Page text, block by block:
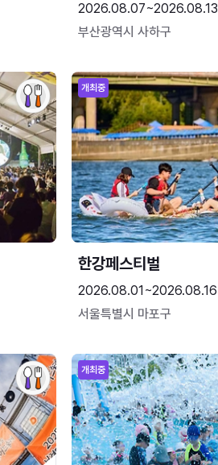
2026.08.07~2026.08.13
부산광역시 사하구
개최중
한강페스티벌
2026.08.01~2026.08.16
서울특별시 마포구
개최중